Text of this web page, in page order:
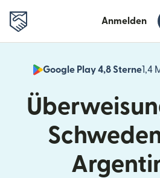
Anmelden
Google Play 4,8 Sterne1,4